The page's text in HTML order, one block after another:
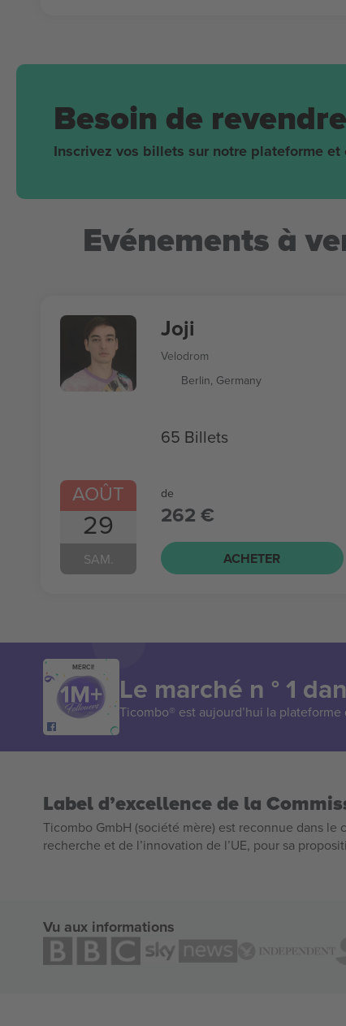
Besoin de
Inscrivez vos billets sur notre plateforme
Evénements à
AOÛT
29
SAM.
Joji
Velodrom
Berlin, Germany
65 Billets
de
262 €
ACHETER
MERCI!
Le marché n ° 1
Ticombo® est aujourd’hui la
Label d’excellence de la
Ticombo GmbH (société mère) est reconnue dans
recherche et de l’innovation de l’UE, pour sa
Vu aux informations